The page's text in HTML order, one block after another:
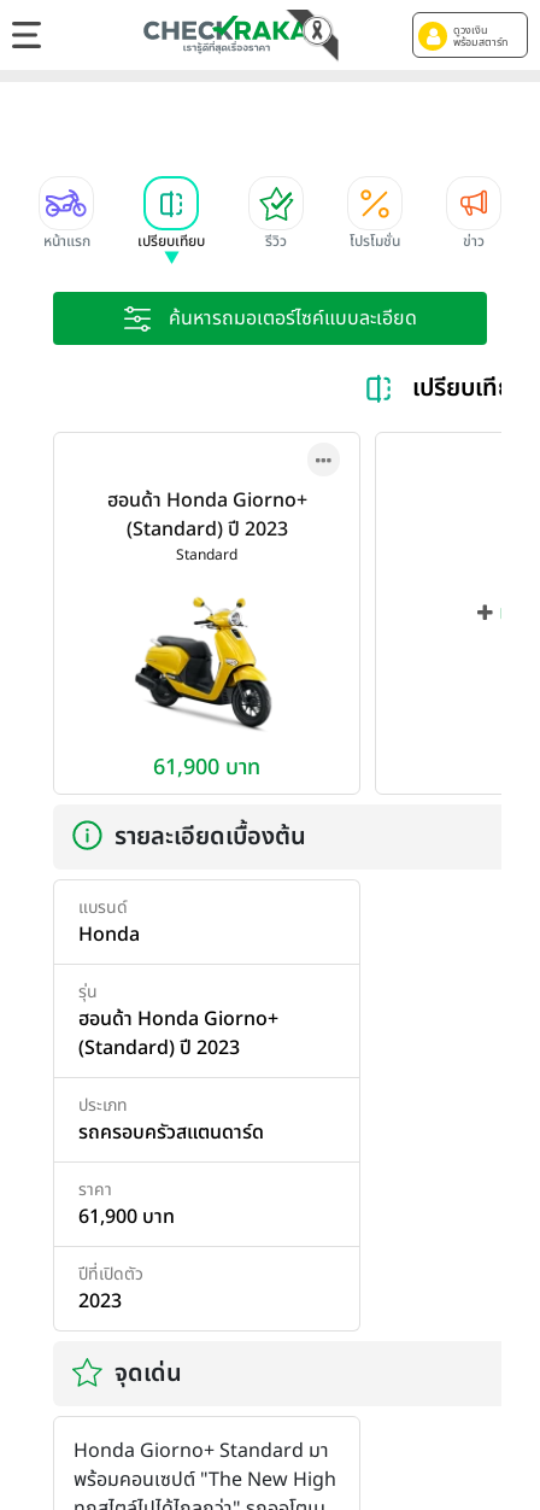
ดูวงเงิน
พร้อมสตาร์ท
หน้าแรก เปรียบเทียบ รีวิว โปรโมชั่น ข่าว
ค้นหารถมอเตอร์ไซค์แบบละเอียด
เปรียบเทีย
ฮอนด้า Honda Giorno+
(Standard) ปี 2023
Standard
61,900 บาท
เพิ่
รายละเอียดเบื้องต้น
แบรนด์
Honda
รุ่น
ฮอนด้า Honda Giorno+
(Standard) ปี 2023
ประเภท
รถครอบครัวสแตนดาร์ด
ราคา
61,900 บาท
ปีที่เปิดตัว
2023
จุดเด่น
Honda Giorno+ Standard มา
พร้อมคอนเซปต์ "The New High